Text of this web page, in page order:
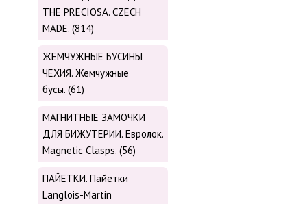
THE PRECIOSA. CZECH
MADE. (814)
ЖЕМЧУЖНЫЕ БУСИНЫ
ЧЕХИЯ. Жемчужные
бусы. (61)
МАГНИТНЫЕ ЗАМОЧКИ
ДЛЯ БИЖУТЕРИИ. Евролок.
Magnetic Сlasps. (56)
ПАЙЕТКИ. Пайетки
Langlois-Martin